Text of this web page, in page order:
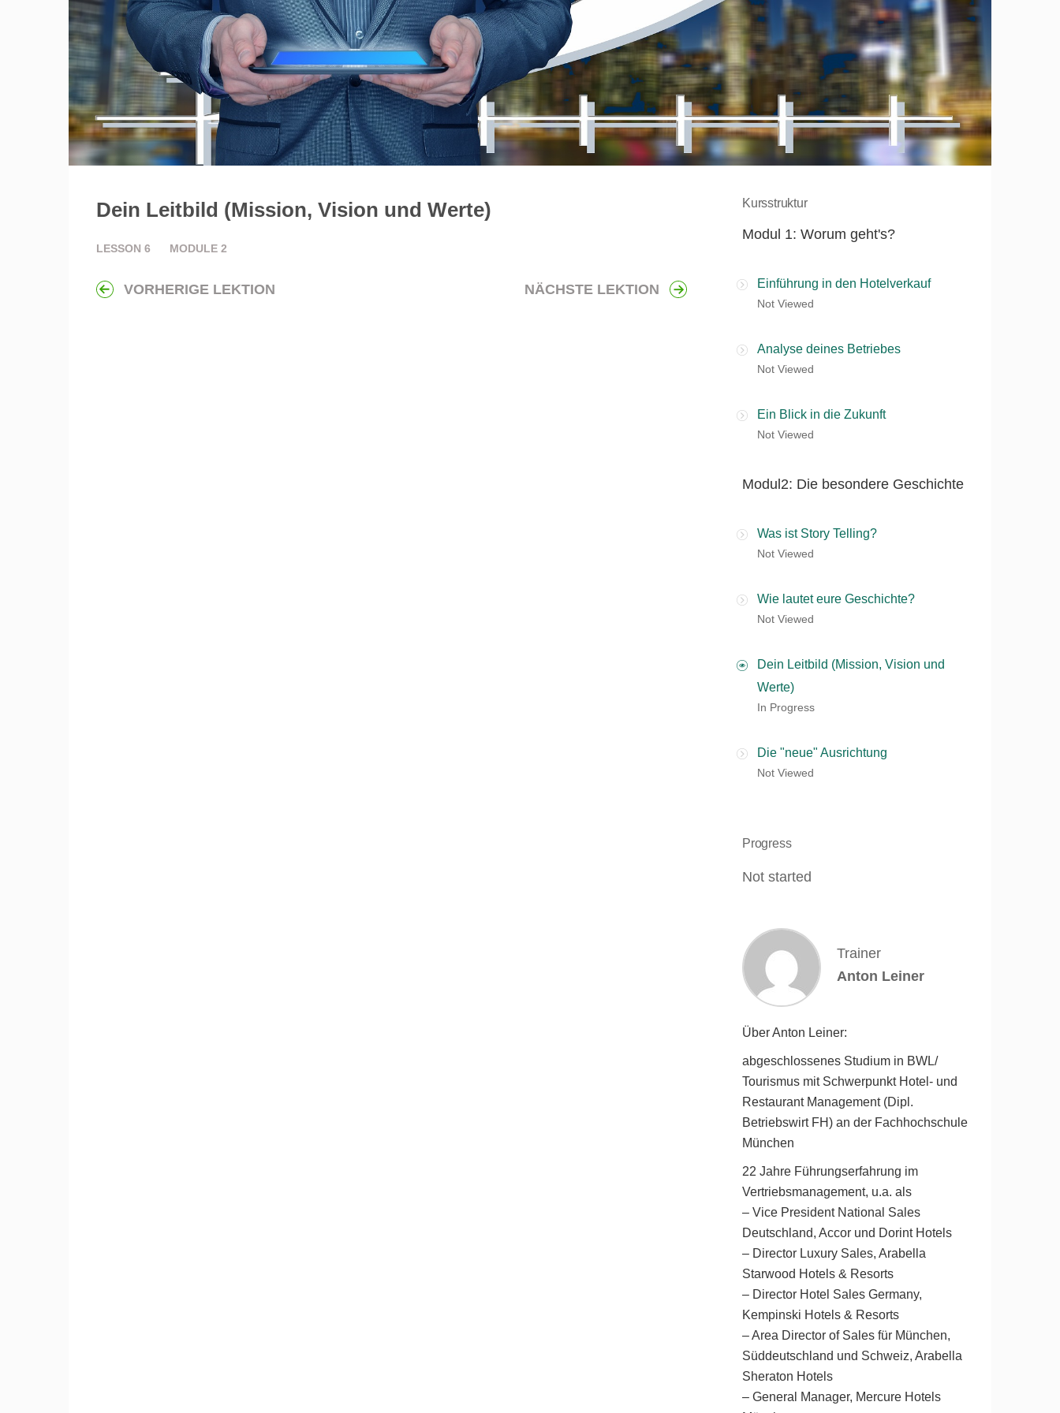
Dein Leitbild (Mission, Vision und Werte)
LESSON 6 MODULE 2
VORHERIGE LEKTION NÄCHSTE LEKTION
Kursstruktur
Modul 1: Worum geht's?
Einführung in den Hotelverkauf
Not Viewed
Analyse deines Betriebes
Not Viewed
Ein Blick in die Zukunft
Not Viewed
Modul2: Die besondere Geschichte
Was ist Story Telling?
Not Viewed
Wie lautet eure Geschichte?
Not Viewed
Dein Leitbild (Mission, Vision und
Werte)
In Progress
Die "neue" Ausrichtung
Not Viewed
Progress
Not started
Trainer
Anton Leiner
Über Anton Leiner:
abgeschlossenes Studium in BWL/
Tourismus mit Schwerpunkt Hotel- und
Restaurant Management (Dipl.
Betriebswirt FH) an der Fachhochschule
München
22 Jahre Führungserfahrung im
Vertriebsmanagement, u.a. als
– Vice President National Sales
Deutschland, Accor und Dorint Hotels
– Director Luxury Sales, Arabella
Starwood Hotels & Resorts
– Director Hotel Sales Germany,
Kempinski Hotels & Resorts
– Area Director of Sales für München,
Süddeutschland und Schweiz, Arabella
Sheraton Hotels
– General Manager, Mercure Hotels